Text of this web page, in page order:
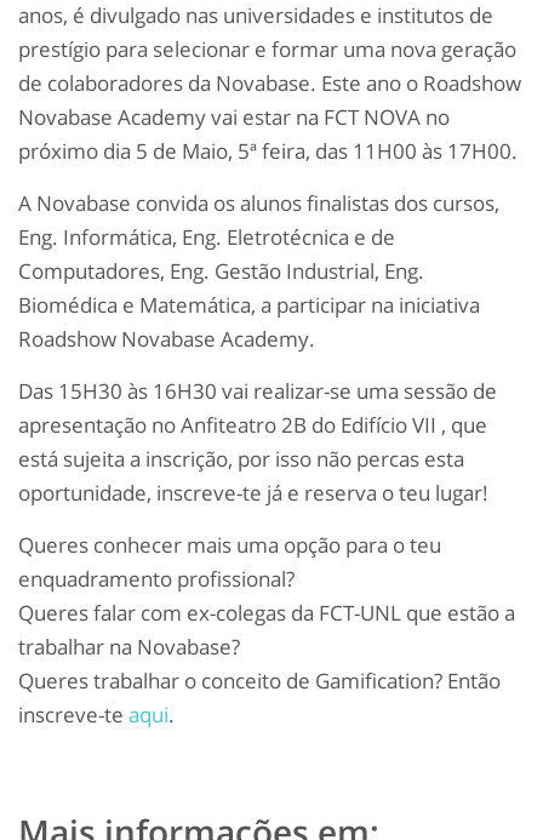
anos, é divulgado nas universidades e institutos de
prestígio para selecionar e formar uma nova geração
de colaboradores da Novabase. Este ano o Roadshow
Novabase Academy vai estar na FCT NOVA no
próximo dia 5 de Maio, 5ª feira, das 11H00 às 17H00.
A Novabase convida os alunos finalistas dos cursos,
Eng. Informática, Eng. Eletrotécnica e de
Computadores, Eng. Gestão Industrial, Eng.
Biomédica e Matemática, a participar na iniciativa
Roadshow Novabase Academy.
Das 15H30 às 16H30 vai realizar-se uma sessão de
apresentação no Anfiteatro 2B do Edifício VII , que
está sujeita a inscrição, por isso não percas esta
oportunidade, inscreve-te já e reserva o teu lugar!
Queres conhecer mais uma opção para o teu
enquadramento profissional?
Queres falar com ex-colegas da FCT-UNL que estão a
trabalhar na Novabase?
Queres trabalhar o conceito de Gamification? Então
inscreve-te aqui.